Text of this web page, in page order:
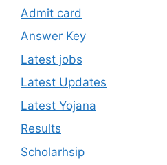
Admit card
Answer Key
Latest jobs
Latest Updates
Latest Yojana
Results
Scholarhsip